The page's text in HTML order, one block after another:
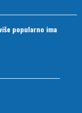
popularno ima